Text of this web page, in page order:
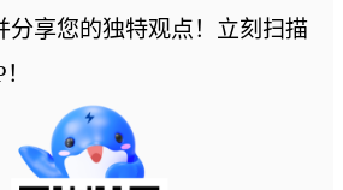
分享您的独特观点！立刻扫描